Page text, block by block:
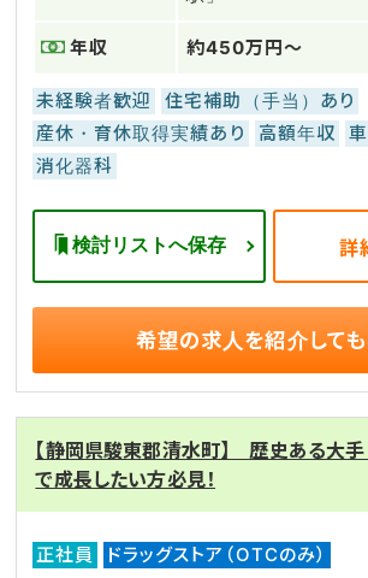
年収 約450万円～
未経験者歓迎
住宅補助（手当）あり
産休・育休取得実績あり
高額年収
消化器科
検討リストへ保存 詳
希望の求人を紹介しても
【静岡県駿東郡清水町】 歴史ある大手
で成長したい方必見！
正社員 ドラッグストア（OTCのみ）